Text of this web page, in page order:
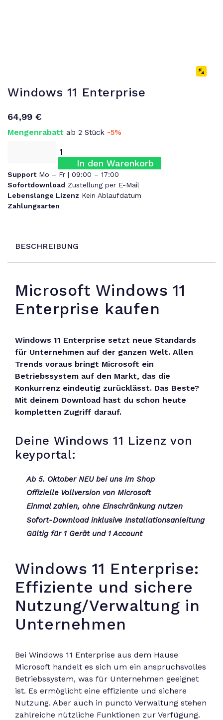
Windows 11 Enterprise
64,99 €
Mengenrabatt ab 2 Stück -5%
In den Warenkorb
Support Mo – Fr | 09:00 – 17:00
Sofortdownload Zustellung per E-Mail
Lebenslange Lizenz Kein Ablaufdatum
Zahlungsarten
BESCHREIBUNG
Microsoft Windows 11
Enterprise kaufen
Windows 11 Enterprise setzt neue Standards
für Unternehmen auf der ganzen Welt. Allen
Trends voraus bringt Microsoft ein
Betriebssystem auf den Markt, das die
Konkurrenz eindeutig zurücklässt. Das Beste?
Mit deinem Download hast du schon heute
kompletten Zugriff darauf.
Deine Windows 11 Lizenz von
keyportal:
Ab 5. Oktober NEU bei uns im Shop
Offizielle Vollversion von Microsoft
Einmal zahlen, ohne Einschränkung nutzen
Sofort-Download inklusive Installationsanleitung
Gültig für 1 Gerät und 1 Account
Windows 11 Enterprise:
Effiziente und sichere
Nutzung/Verwaltung in
Unternehmen
Bei Windows 11 Enterprise aus dem Hause
Microsoft handelt es sich um ein anspruchsvolles
Betriebssystem, was für Unternehmen geeignet
ist. Es ermöglicht eine effiziente und sichere
Nutzung. Aber auch in puncto Verwaltung stehen
zahlreiche nützliche Funktionen zur Verfügung.